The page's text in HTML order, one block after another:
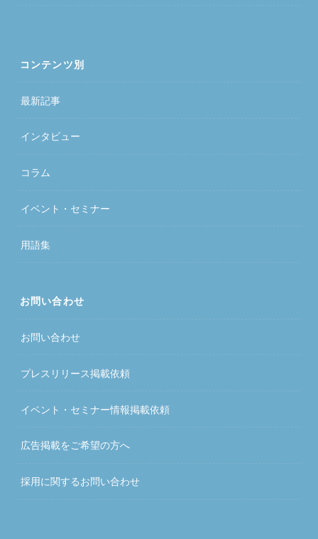
コンテンツ別
最新記事
インタビュー
コラム
イベント・セミナー
用語集
お問い合わせ
お問い合わせ
プレスリリース掲載依頼
イベント・セミナー情報掲載依頼
広告掲載をご希望の方へ
採用に関するお問い合わせ